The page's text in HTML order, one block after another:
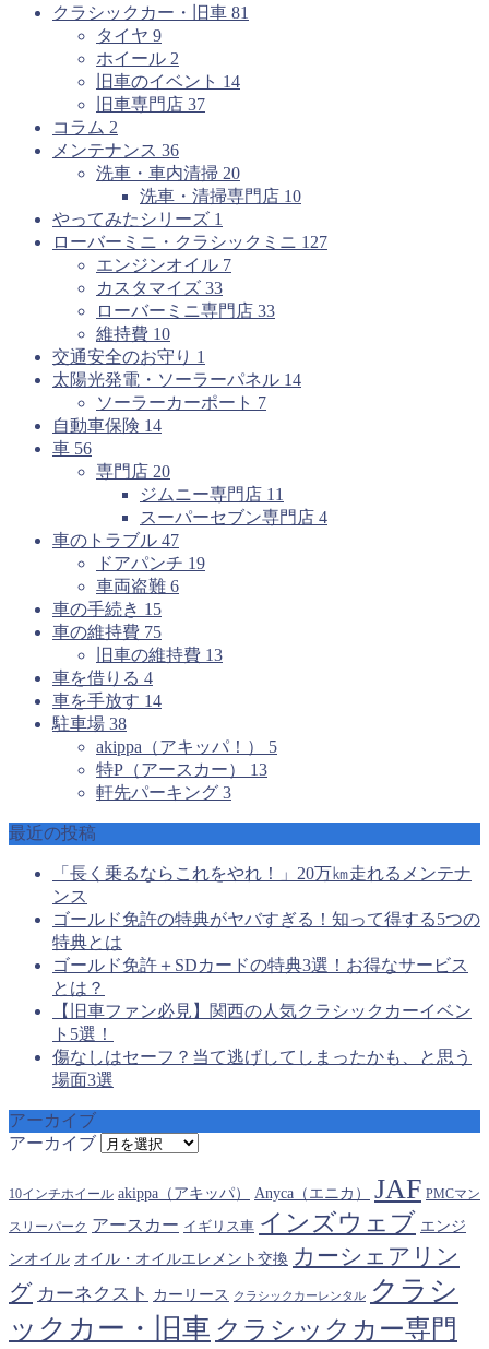
クラシックカー・旧車 81
タイヤ 9
ホイール 2
旧車のイベント 14
旧車専門店 37
コラム 2
メンテナンス 36
洗車・車内清掃 20
洗車・清掃専門店 10
やってみたシリーズ 1
ローバーミニ・クラシックミニ 127
エンジンオイル 7
カスタマイズ 33
ローバーミニ専門店 33
維持費 10
交通安全のお守り 1
太陽光発電・ソーラーパネル 14
ソーラーカーポート 7
自動車保険 14
車 56
専門店 20
ジムニー専門店 11
スーパーセブン専門店 4
車のトラブル 47
ドアパンチ 19
車両盗難 6
車の手続き 15
車の維持費 75
旧車の維持費 13
車を借りる 4
車を手放す 14
駐車場 38
akippa（アキッパ！） 5
特P（アースカー） 13
軒先パーキング 3
最近の投稿
「長く乗るならこれをやれ！」20万㎞走れるメンテナ
ンス
ゴールド免許の特典がヤバすぎる！知って得する5つの
特典とは
ゴールド免許＋SDカードの特典3選！お得なサービス
とは？
【旧車ファン必見】関西の人気クラシックカーイベン
ト5選！
傷なしはセーフ？当て逃げしてしまったかも、と思う
場面3選
アーカイブ
アーカイブ
10インチホイール akippa（アキッパ） Anyca（エニカ） JAF PMCマン
スリーパーク アースカー イギリス車 インズウェブ エンジ
ンオイル オイル・オイルエレメント交換 カーシェアリン
グ カーネクスト カーリース クラシックカーレンタル
クラシ
ックカー・旧車 クラシックカー専門